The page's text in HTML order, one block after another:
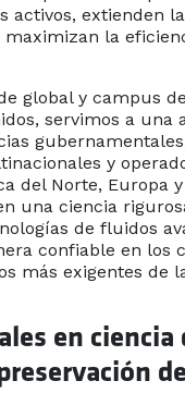
activos, extienden
la
global y campus
servimos a una
y
del Norte, Europa
una ciencia
de fluidos
confiable en los
más exigentes de
en ciencia
de